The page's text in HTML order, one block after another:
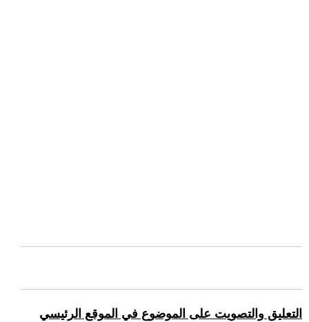
التعليق والتصويت على الموضوع في الموقع الرئيسي